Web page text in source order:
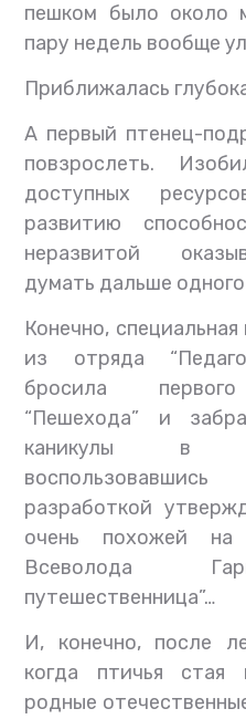
пешком было около
пару недель вообще
Приближалась
А первый птенец-
повзрослеть.
доступных
развитию
неразвитой
думать дальше
Конечно,
из отряда
бросила первого
“Пешехода” и
каникулы в
разработкой
очень похожей на
Всеволода
путешественница”…
И, конечно, после
когда птичья стая
родные